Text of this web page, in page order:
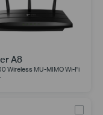
A8
Wireless MU-MIMO Wi-Fi